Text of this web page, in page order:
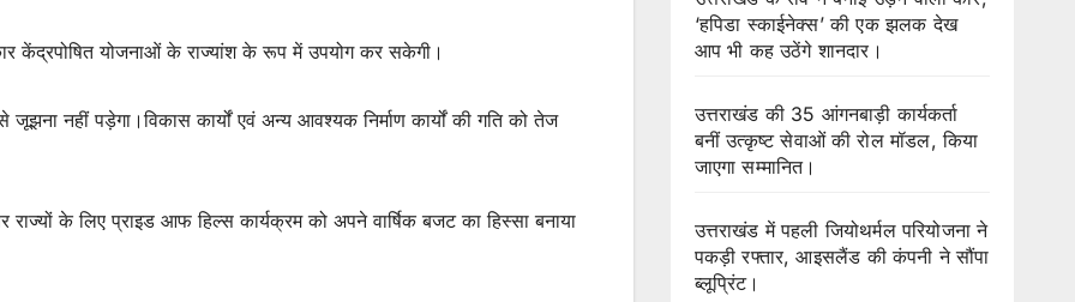
केंद्रपोषित योजनाओं के राज्यांश के रूप में उपयोग कर सकेगी।
जूझना नहीं पड़ेगा।विकास कार्यों एवं अन्य आवश्यक निर्माण कार्यों की गति को तेज
राज्यों के लिए प्राइड आफ हिल्स कार्यक्रम को अपने वार्षिक बजट का हिस्सा बनाया
‘हपिडा स्काईनेक्स’ की एक झलक देख
आप भी कह उठेंगे शानदार।
उत्तराखंड की 35 आंगनबाड़ी कार्यकर्ता
बनीं उत्कृष्ट सेवाओं की रोल मॉडल, किया
जाएगा सम्मानित।
उत्तराखंड में पहली जियोथर्मल परियोजना ने
पकड़ी रफ्तार, आइसलैंड की कंपनी ने सौंपा
ब्लूप्रिंट।